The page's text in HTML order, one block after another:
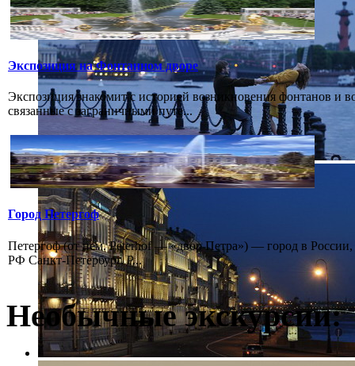
Экспозиция на Фонтанном дворе
Экспозиция знакомит с историей возникновения фонтанов и
связанные с заграничными путе...
Город Петергоф
Петергоф (от нем. Peterhof — «двор Петра») — город в России,
РФ Санкт-Петербург. Р...
Необычные экскурсии: